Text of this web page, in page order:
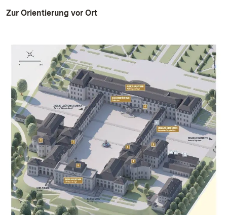
Zur Orientierung vor Ort